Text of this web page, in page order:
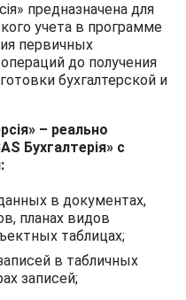
предназначена для
учета в программе
первичных
до получения
бухгалтерской и
– реально
Бухгалтерія» с
в документах,
планах видов
таблицах;
в табличных
записей;